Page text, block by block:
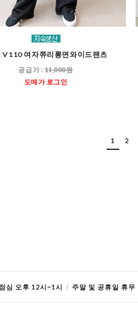
V110 여자쮸리롱면와이드팬츠
공급가 :11,000원
도매가 로그인
1 2
심 오후 12시~1시 / 주말 및 공휴일 휴무